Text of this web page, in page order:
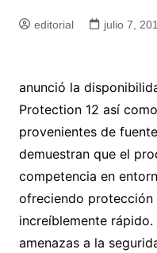
editorial julio 7,
anunció la
Protection 12 así
provenientes de
demuestran que el
competencia en
ofreciendo protección
increíblemente
amenazas a la